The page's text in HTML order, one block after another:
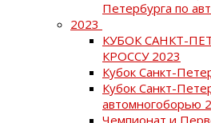
Петербурга по
2023
КУБОК САНКТ-
КРОССУ 2023
Кубок Санкт-
Кубок Санкт-
автомногоборью
Чемпионат и